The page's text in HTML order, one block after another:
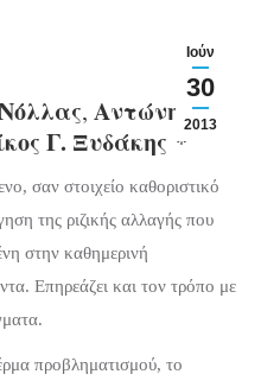
Ιούν
30
2013
, Αντώνης Δ.
Γ. Ξυδάκης *
σαν στοιχείο καθοριστικό
της ριζικής αλλαγής που
στην καθημερινή
Επηρεάζει και τον τρόπο με
προβληματισμού, το